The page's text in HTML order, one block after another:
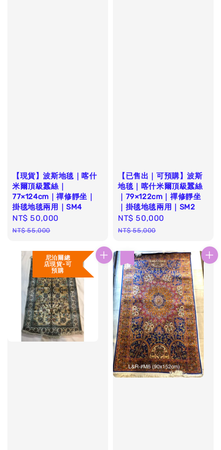
【現貨】波斯地毯｜喀什
米爾頂級蠶絲｜
77×124cm｜禪修靜坐｜
掛毯地毯兩用｜SM4
Sale
price
NT$ 50,000
NT$ 55,000
【已售出｜可預購】波斯
地毯｜喀什米爾頂級蠶絲
｜79×122cm｜禪修靜坐
｜掛毯地毯兩用｜SM2
Sale
price
NT$ 50,000
NT$ 55,000
尼泊爾總
店現貨-可
預購